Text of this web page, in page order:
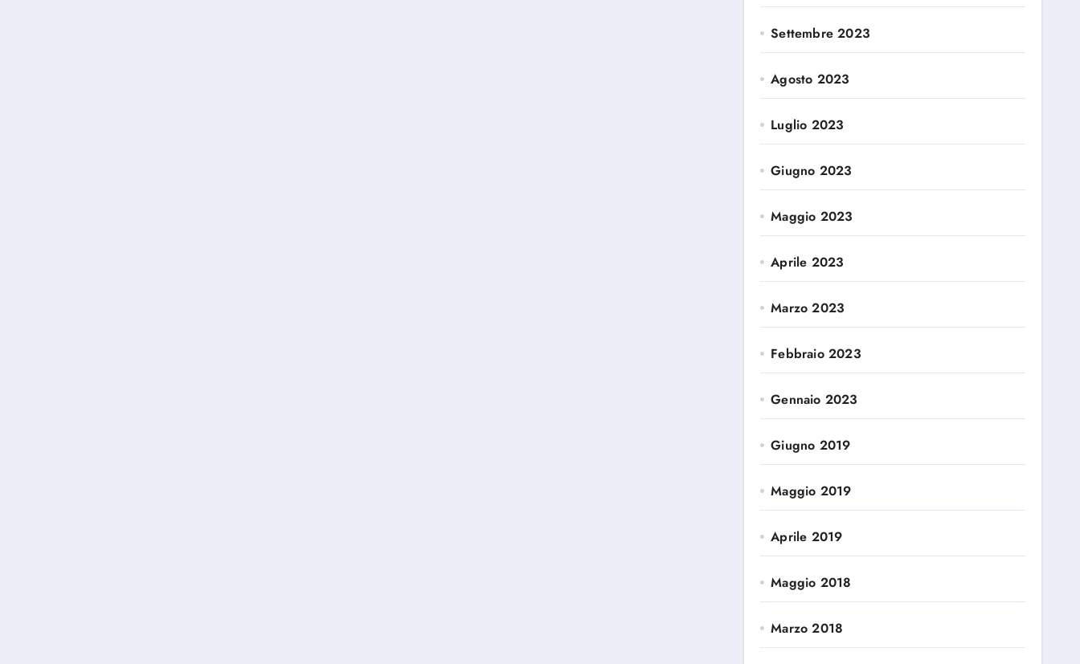
Settembre 2023
Agosto 2023
Luglio 2023
Giugno 2023
Maggio 2023
Aprile 2023
Marzo 2023
Febbraio 2023
Gennaio 2023
Giugno 2019
Maggio 2019
Aprile 2019
Maggio 2018
Marzo 2018